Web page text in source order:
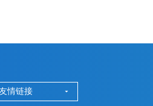
情链接